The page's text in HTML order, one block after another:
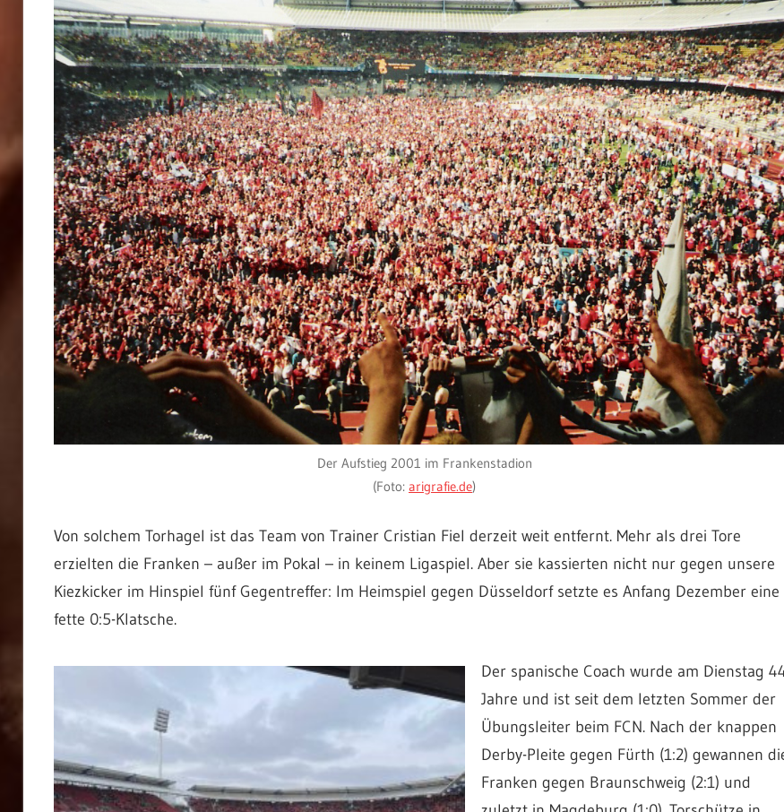
Der Aufstieg 2001 im Frankenstadion
(Foto: arigrafie.de)
Von solchem Torhagel ist das Team von Trainer Cristian Fiel derzeit weit entfernt. Mehr als drei Tore
erzielten die Franken – außer im Pokal – in keinem Ligaspiel. Aber sie kassierten nicht nur gegen unsere
Kiezkicker im Hinspiel fünf Gegentreffer: Im Heimspiel gegen Düsseldorf setzte es Anfang Dezember eine
fette 0:5-Klatsche.
Der spanische Coach wurde am Dienstag
Jahre und ist seit dem letzten Sommer der
Übungsleiter beim FCN. Nach der knappen
Derby-Pleite gegen Fürth (1:2) gewannen
Franken gegen Braunschweig (2:1) und